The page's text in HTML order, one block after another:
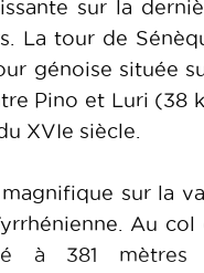
sur la
La tour de
génoise située
Pino et Luri (38
XVIe siècle.
sur la
Au col
à 381 mètres